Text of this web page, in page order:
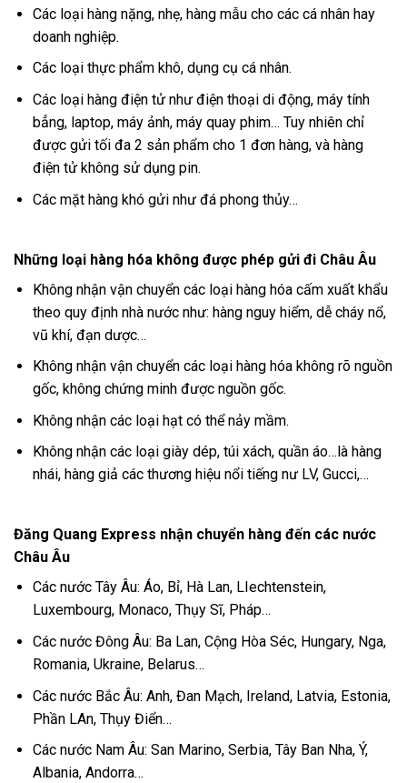
Các loại hàng nặng, nhẹ, hàng mẫu cho các cá nhân hay
doanh nghiệp.
Các loại thực phẩm khô, dụng cụ cá nhân.
Các loại hàng điện tử như điện thoại di động, máy tính
bẳng, laptop, máy ảnh, máy quay phim… Tuy nhiên chỉ
được gửi tối đa 2 sản phẩm cho 1 đơn hàng, và hàng
điện tử không sử dụng pin.
Các mặt hàng khó gửi như đá phong thủy…
Những loại hàng hóa không được phép gửi đi Châu Âu
Không nhận vận chuyển các loại hàng hóa cấm xuất khẩu
theo quy định nhà nước như: hàng nguy hiểm, dễ cháy nổ,
vũ khí, đạn dược…
Không nhận vận chuyển các loại hàng hóa không rõ nguồn
gốc, không chứng minh được nguồn gốc.
Không nhận các loại hạt có thể nảy mầm.
Không nhận các loại giày dép, túi xách, quần áo…là hàng
nhái, hàng giả các thương hiệu nổi tiếng nư LV, Gucci,…
Đăng Quang Express nhận chuyển hàng đến các nước
Châu Âu
Các nước Tây Âu: Áo, Bỉ, Hà Lan, LIechtenstein,
Luxembourg, Monaco, Thụy Sĩ, Pháp…
Các nước Đông Âu: Ba Lan, Cộng Hòa Séc, Hungary, Nga,
Romania, Ukraine, Belarus…
Các nước Bắc Âu: Anh, Đan Mạch, Ireland, Latvia, Estonia,
Phần LAn, Thụy Điển…
Các nước Nam Âu: San Marino, Serbia, Tây Ban Nha, Ý,
Albania, Andorra…